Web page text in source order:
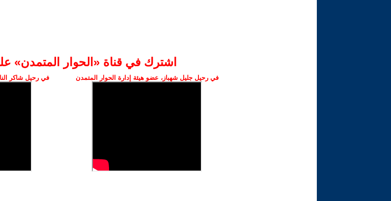
اشترك في قناة ‫«الحوار المتمدن»
في رحيل جليل شهباز، عضو هيئة إدارة الحوار المتمدن في رحيل شاكر